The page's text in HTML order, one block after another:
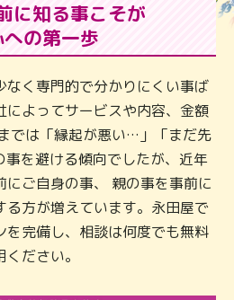
に知る事こそが
の第一歩
なく専門的で分かりにくい事ば
によってサービスや内容、金額
では「縁起が悪い…」「まだ先
を避ける傾向でしたが、近年
ご自身の事、 親の事を事前に
る方が増えています。永田屋で
を完備し、相談は何度でも無料
ださい。